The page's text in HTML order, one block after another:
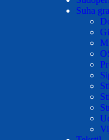
Suha